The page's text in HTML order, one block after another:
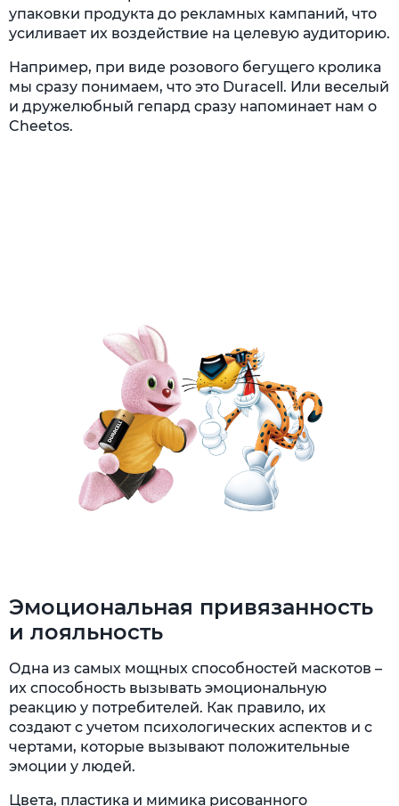
упаковки продукта до рекламных кампаний, что
усиливает их воздействие на целевую аудиторию.
Например, при виде розового бегущего кролика
мы сразу понимаем, что это Duracell. Или веселый
и дружелюбный гепард сразу напоминает нам о
Cheetos.
Эмоциональная привязанность
и лояльность
Одна из самых мощных способностей маскотов –
их способность вызывать эмоциональную
реакцию у потребителей. Как правило, их
создают с учетом психологических аспектов и с
чертами, которые вызывают положительные
эмоции у людей.
Цвета, пластика и мимика рисованного